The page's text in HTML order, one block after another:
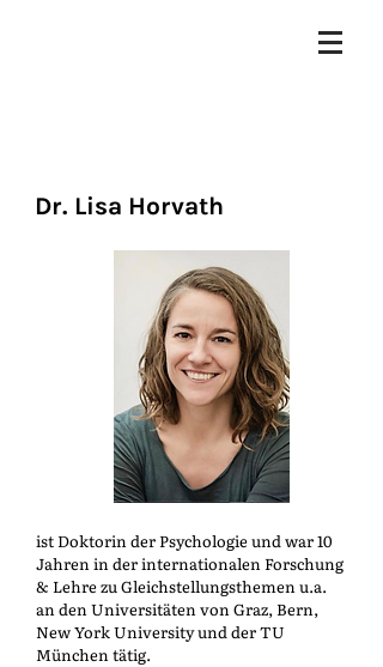
Dr. Lisa Horvath
ist Doktorin der Psychologie und war 10
Jahren in der internationalen Forschung
& Lehre zu Gleichstellungsthemen u.a.
an den Universitäten von Graz, Bern,
New York University und der TU
München tätig.